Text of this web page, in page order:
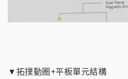
▼拓撲動圈+平板單元結構